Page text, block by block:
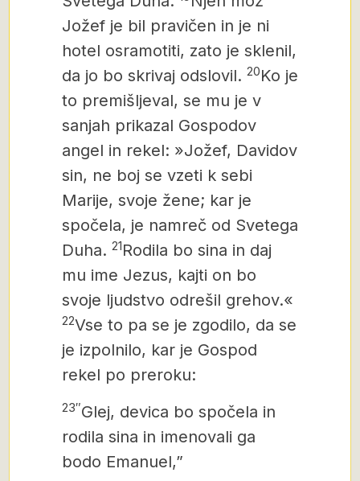
Jožef je bil pravičen in je ni
hotel osramotiti, zato je sklenil,
da jo bo skrivaj odslovil. 20Ko je
to premišljeval, se mu je v
sanjah prikazal Gospodov
angel in rekel: »Jožef, Davidov
sin, ne boj se vzeti k sebi
Marije, svoje žene; kar je
spočela, je namreč od Svetega
Duha. 21Rodila bo sina in daj
mu ime Jezus, kajti on bo
svoje ljudstvo odrešil grehov.«
22Vse to pa se je zgodilo, da se
je izpolnilo, kar je Gospod
rekel po preroku:
23″Glej, devica bo spočela in
rodila sina in imenovali ga
bodo Emanuel,”